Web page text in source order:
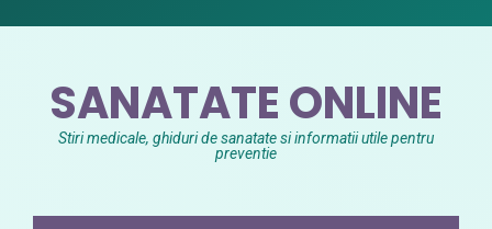
SANATATE ONLINE
Stiri medicale, ghiduri de sanatate si informatii utile pentru
preventie